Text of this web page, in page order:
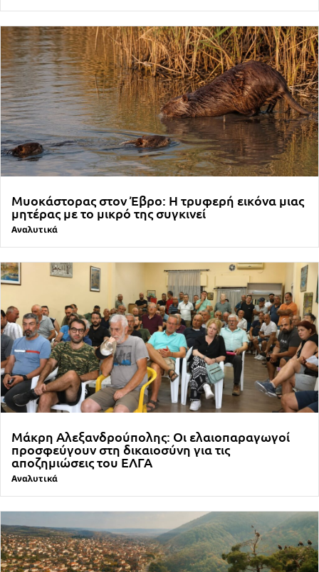
Μυοκάστορας στον Έβρο: Η τρυφερή εικόνα μιας
μητέρας με το μικρό της συγκινεί
Αναλυτικά
Μάκρη Αλεξανδρούπολης: Οι ελαιοπαραγωγοί
προσφεύγουν στη δικαιοσύνη για τις
αποζημιώσεις του ΕΛΓΑ
Αναλυτικά